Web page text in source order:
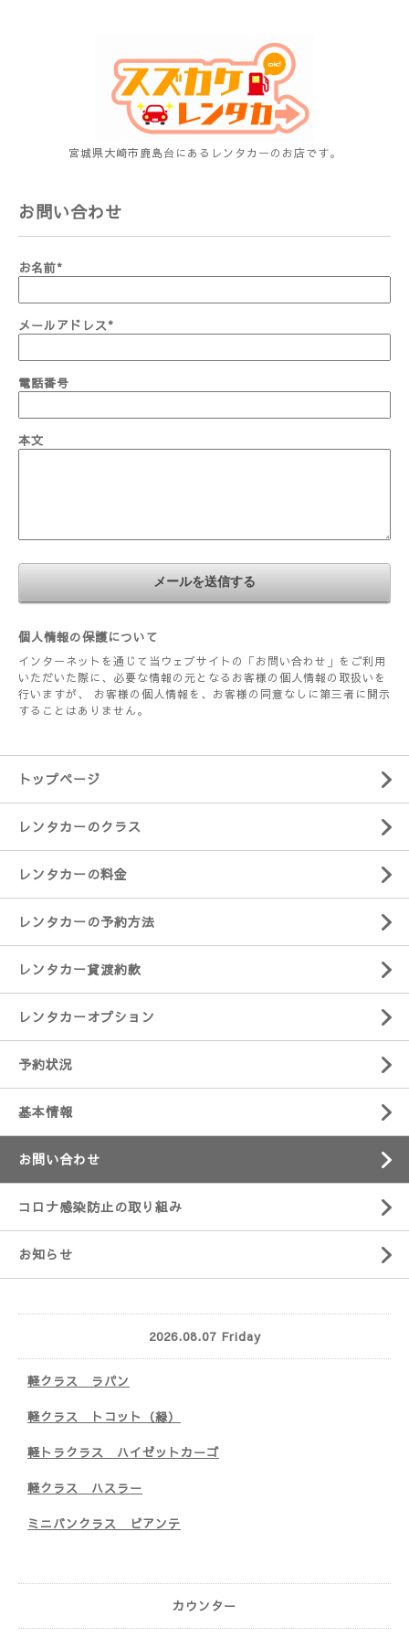
宮城県大崎市鹿島台にあるレンタカーのお店です。
お問い合わせ
お名前*
メールアドレス*
電話番号
本文
個人情報の保護について
インターネットを通じて当ウェブサイトの「お問い合わせ」をご利用
いただいた際に、必要な情報の元となるお客様の個人情報の取扱いを
行いますが、 お客様の個人情報を、お客様の同意なしに第三者に開示
することはありません。
トップページ
レンタカーのクラス
レンタカーの料金
レンタカーの予約方法
レンタカー貸渡約款
レンタカーオプション
予約状況
基本情報
お問い合わせ
コロナ感染防止の取り組み
お知らせ
2026.08.07 Friday
軽クラス ラパン
軽クラス トコット（緑）
軽トラクラス ハイゼットカーゴ
軽クラス ハスラー
ミニバンクラス ビアンテ
カウンター